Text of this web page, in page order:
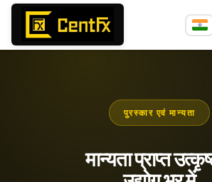
पुरस्कार एवं मान्यता
मान्यता प्राप्त